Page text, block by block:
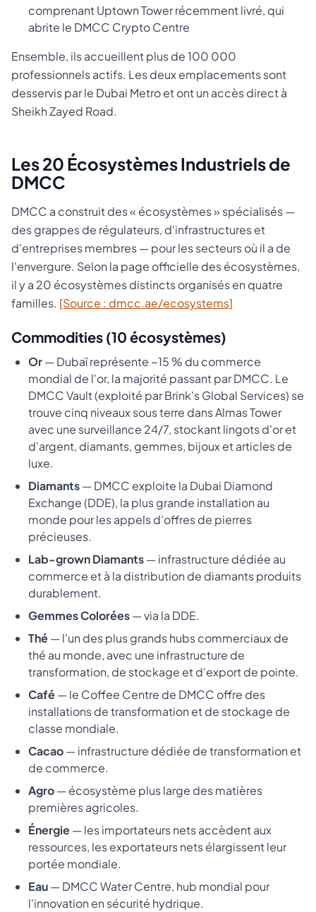
comprenant Uptown Tower récemment livré, qui
abrite le DMCC Crypto Centre
Ensemble, ils accueillent plus de 100 000
professionnels actifs. Les deux emplacements sont
desservis par le Dubai Metro et ont un accès direct à
Sheikh Zayed Road.
Les 20 Écosystèmes Industriels de
DMCC
DMCC a construit des « écosystèmes » spécialisés —
des grappes de régulateurs, d'infrastructures et
d'entreprises membres — pour les secteurs où il a de
l'envergure. Selon la page officielle des écosystèmes,
il y a 20 écosystèmes distincts organisés en quatre
familles. [Source : dmcc.ae/ecosystems]
Commodities (10 écosystèmes)
Or— Dubaï représente ~15 % du commerce
mondial de l'or, la majorité passant par DMCC. Le
DMCC Vault (exploité par Brink's Global Services) se
trouve cinq niveaux sous terre dans Almas Tower
avec une surveillance 24/7, stockant lingots d'or et
d'argent, diamants, gemmes, bijoux et articles de
luxe.
Diamants— DMCC exploite la Dubai Diamond
Exchange (DDE), la plus grande installation au
monde pour les appels d'offres de pierres
précieuses.
Lab-grown Diamants— infrastructure dédiée au
commerce et à la distribution de diamants produits
durablement.
Gemmes Colorées— via la DDE.
Thé— l'un des plus grands hubs commerciaux de
thé au monde, avec une infrastructure de
transformation, de stockage et d'export de pointe.
Café— le Coffee Centre de DMCC offre des
installations de transformation et de stockage de
classe mondiale.
Cacao— infrastructure dédiée de transformation et
de commerce.
Agro— écosystème plus large des matières
premières agricoles.
Énergie— les importateurs nets accèdent aux
ressources, les exportateurs nets élargissent leur
portée mondiale.
Eau— DMCC Water Centre, hub mondial pour
l'innovation en sécurité hydrique.